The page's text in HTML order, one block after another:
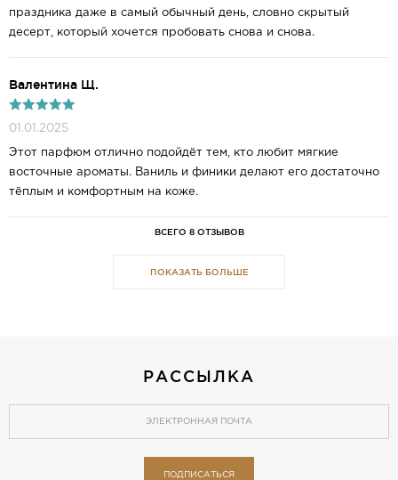
праздника даже в самый обычный день, словно скрытый
десерт, который хочется пробовать снова и снова.
Валентина Щ.
01.01.2025
Этот парфюм отлично подойдёт тем, кто любит мягкие
восточные ароматы. Ваниль и финики делают его достаточно
тёплым и комфортным на коже.
ВСЕГО 8 ОТЗЫВОВ
ПОКАЗАТЬ БОЛЬШЕ
РАССЫЛКА
ПОДПИСАТЬСЯ